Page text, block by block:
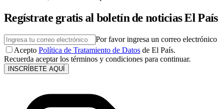
Regístrate gratis al boletín de noticias El País
Por favor ingresa un correo electrónico
Acepto Política de Tratamiento de Datos de El País.
Recuerda aceptar los términos y condiciones para continuar.
INSCRÍBETE AQUÍ